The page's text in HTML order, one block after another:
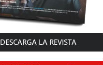
DESCARGA LA REVISTA